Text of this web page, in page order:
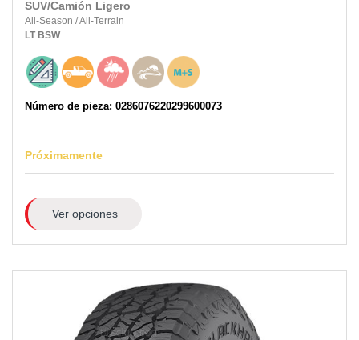
SUV/Camión Ligero
All-Season /All-Terrain
LT BSW
Número de pieza: 0286076220299600073
Próximamente
Ver opciones